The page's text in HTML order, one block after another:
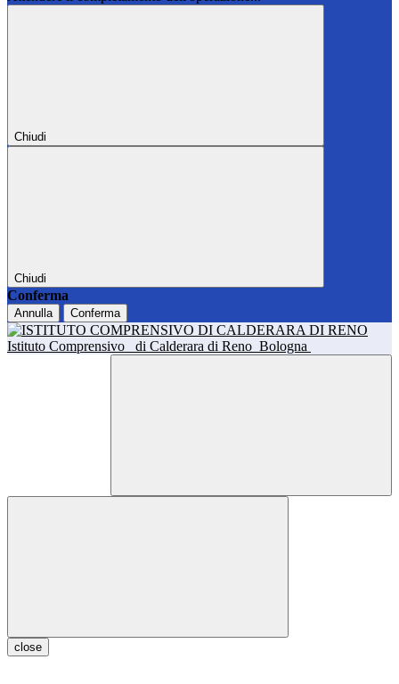
Chiudi
Chiudi
Conferma
Annulla Conferma
Istituto Comprensivo di Calderara di Reno Bologna
close